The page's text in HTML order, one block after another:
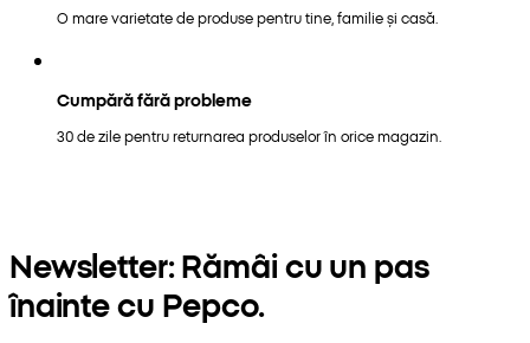
O mare varietate de produse pentru tine, familie și casă.
Cumpără fără probleme
30 de zile pentru returnarea produselor în orice magazin.
Newsletter: Rămâi cu un pas
înainte cu Pepco.